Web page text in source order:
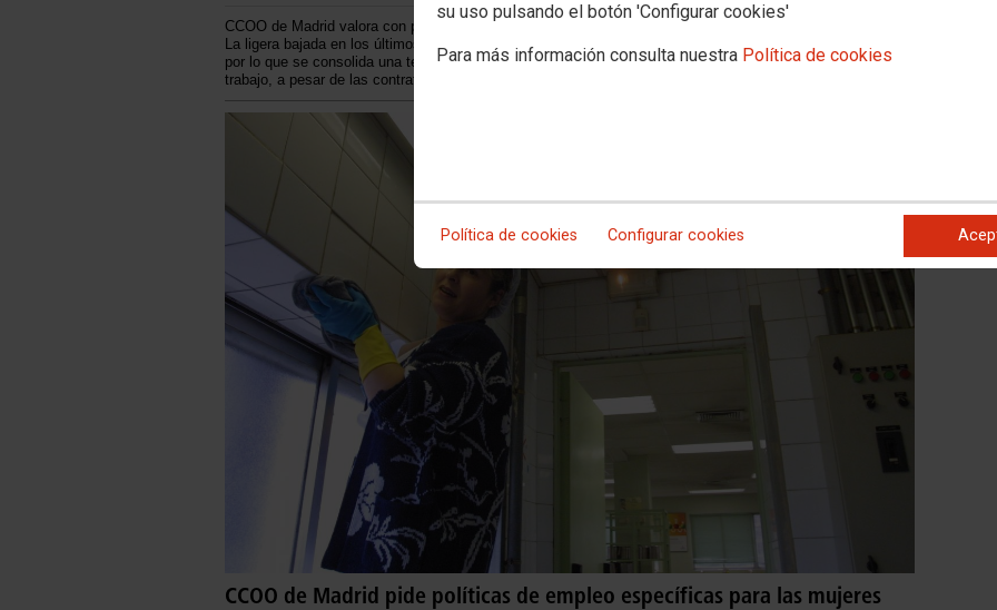
su uso pulsando el botón 'Configurar cookies'
Para más información consulta nuestra Política de cookies
Política de cookies Configurar cookies
CCOO de Madrid valora con preocupación la evolución del desempleo en la región durante el mes de julio.
La ligera bajada en los últimos meses del paro se ha interrumpido en un mes netamente estival como julio,
por lo que se consolida una tendencia desfavorable que refleja la pérdida de pulso de nuestro mercado de
trabajo, a pesar de las contrataciones en la hostelería y comercio.
CCOO de Madrid pide políticas de empleo específicas para las mujeres